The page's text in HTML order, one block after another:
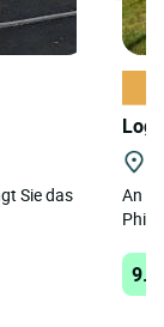
Sie das
An